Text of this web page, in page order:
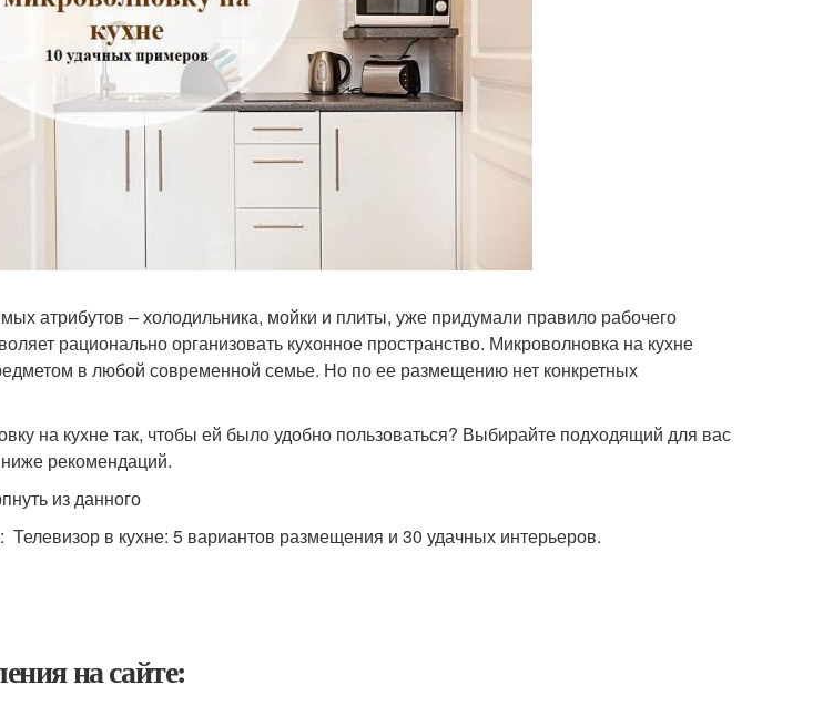
атрибутов – холодильника, мойки и плиты, уже придумали правило рабочего
рационально организовать кухонное пространство. Микроволновка на кухне
в любой современной семье. Но по ее размещению нет конкретных
на кухне так, чтобы ей было удобно пользоваться? Выбирайте подходящий для вас
рекомендаций.
из данного
в кухне: 5 вариантов размещения и 30 удачных интерьеров.
на сайте: